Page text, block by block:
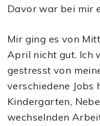
Davor war bei mir
Mir ging es von
April nicht gut. Ich
gestresst von
verschiedene Jobs
Kindergarten,
wechselnden